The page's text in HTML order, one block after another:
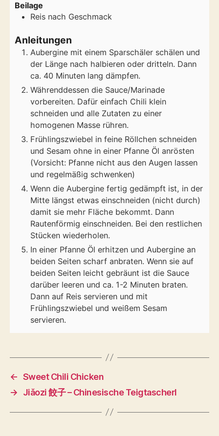
Beilage
Reis nach Geschmack
Anleitungen
Aubergine mit einem Sparschäler schälen und
der Länge nach halbieren oder dritteln. Dann
ca. 40 Minuten lang dämpfen.
Währenddessen die Sauce/Marinade
vorbereiten. Dafür einfach Chili klein
schneiden und alle Zutaten zu einer
homogenen Masse rühren.
Frühlingszwiebel in feine Röllchen schneiden
und Sesam ohne in einer Pfanne Öl anrösten
(Vorsicht: Pfanne nicht aus den Augen lassen
und regelmäßig schwenken)
Wenn die Aubergine fertig gedämpft ist, in der
Mitte längst etwas einschneiden (nicht durch)
damit sie mehr Fläche bekommt. Dann
Rautenförmig einschneiden. Bei den restlichen
Stücken wiederholen.
In einer Pfanne Öl erhitzen und Aubergine an
beiden Seiten scharf anbraten. Wenn sie auf
beiden Seiten leicht gebräunt ist die Sauce
darüber leeren und ca. 1-2 Minuten braten.
Dann auf Reis servieren und mit
Frühlingszwiebel und weißem Sesam
servieren.
← Sweet Chili Chicken
→
Jiǎozi 餃子 – Chinesische Teigtascherl